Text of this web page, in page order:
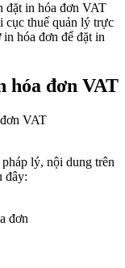
đặt in hóa đơn VAT
cục thuế quản lý trực
hóa đơn để đặt in
hóa đơn VAT
lý, nội dung trên
đây:
đơn